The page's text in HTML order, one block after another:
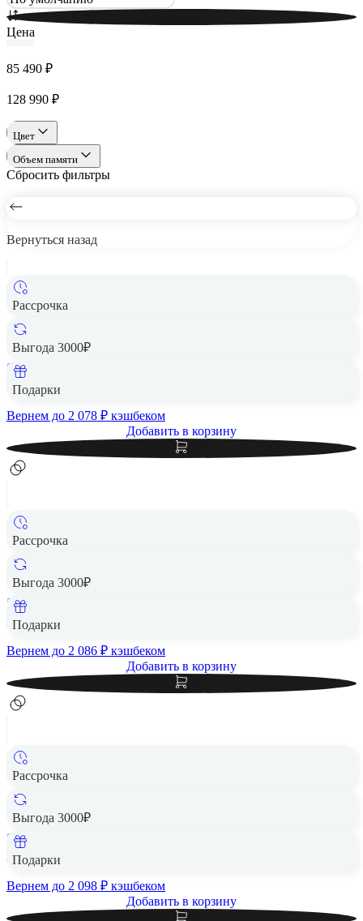
Цена
85 490 ₽
128 990 ₽
Цвет
Объем памяти
Сбросить фильтры
Вернуться назад
Рассрочка
Выгода 3000₽
Подарки
16/512Gb SSD Midnight, «тёмная ночь»
512 Гб
103 890 ₽
Вернем до 2 078 ₽ кэшбеком
Добавить в корзину
Рассрочка
Выгода 3000₽
Подарки
16/512Gb SSD Starlight, «сияющая звезда»
512 Гб
104 290 ₽
Вернем до 2 086 ₽ кэшбеком
Добавить в корзину
Рассрочка
Выгода 3000₽
Подарки
16/512Gb SSD Sky Blue, «голубое небо»
512 Гб
104 890 ₽
Вернем до 2 098 ₽ кэшбеком
Добавить в корзину